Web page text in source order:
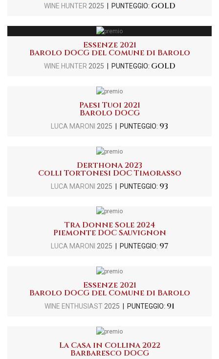
WINE HUNTER 2025 | PUNTEGGIO: GOLD
Essenze 2021
Barolo DOCG del Comune di Barolo
WINE HUNTER 2025 | PUNTEGGIO: GOLD
Paesi Tuoi 2021
Barolo DOCG
LUCA MARONI 2025 | PUNTEGGIO: 93
Derthona 2023
Colli Tortonesi DOC Timorasso
LUCA MARONI 2025 | PUNTEGGIO: 93
Tra Donne Sole 2024
Piemonte DOC Sauvignon
LUCA MARONI 2025 | PUNTEGGIO: 97
Essenze 2021
Barolo DOCG del Comune di Barolo
WINE ENTHUSIAST 2025 | PUNTEGGIO: 91
La Casa in Collina 2022
Barbaresco DOCG